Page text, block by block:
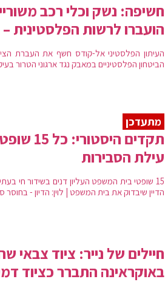
חשיפה: נשק וכלי רכב
הועברו לרשות הפלסטינית
העיתון הפלסטיני אל-קודס חשף את העברת
הביטחון הפלסטיניים במאבק נגד ארגוני הטרור
מתעדכן
תקדים
עילת הסבירות
15 שופטי בית המשפט העליון דנים בשידור חי
הדיין שיבדוק את בית המשפט | לוין: הדיון -
חיילים של נייר: ציוד צבאי
באוקראינה התברר כציוד